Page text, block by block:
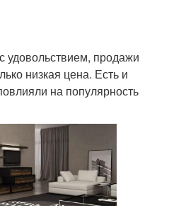
Полка на гипсокартон
удовольствием, продажи
низкая цена. Есть и
на популярность